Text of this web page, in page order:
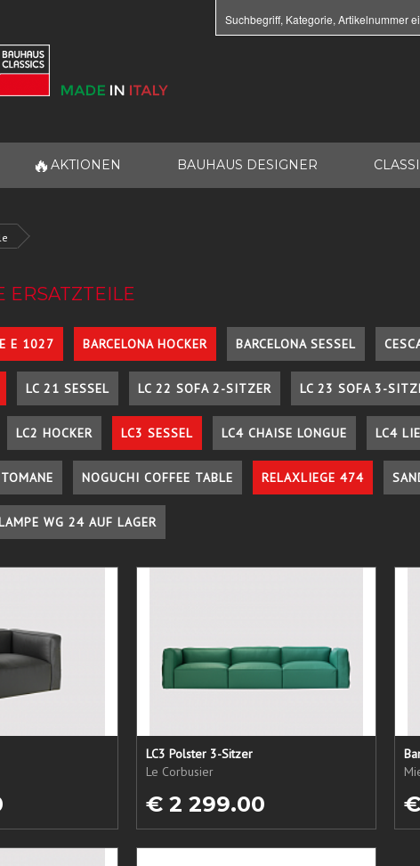
🔥 AKTIONEN BAUHAUS DESIGNER
ERSATZTEILE
E 1027 BARCELONA HOCKER BARCELONA SESSEL
LC 21 SESSEL LC 22 SOFA 2-SITZER LC 23 SOFA 3-
LC2 HOCKER LC3 SESSEL LC4 CHAISE LONGUE LC4
NOGUCHI COFFEE TABLE RELAXLIEGE 474
WG 24 AUF LAGER
LC3 Polster 3-Sitzer
Le Corbusier
€ 2 299.00